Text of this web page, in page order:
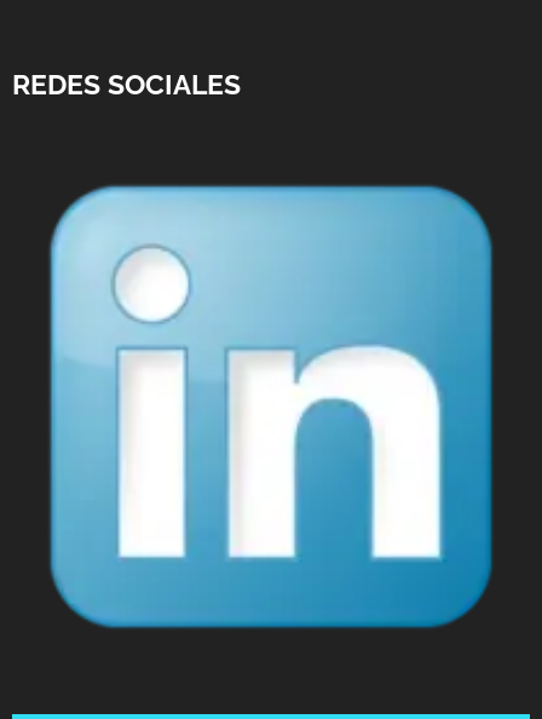
REDES SOCIALES